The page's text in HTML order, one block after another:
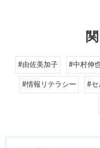
#由佐美加子 #中村伸
#情報リテラシー
#